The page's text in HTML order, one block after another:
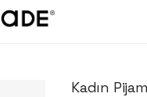
Kadın